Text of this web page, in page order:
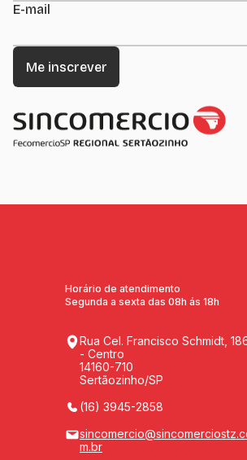
E-mail
Horário de atendimento
Segunda a sexta das 08h ás 18h
Rua Cel. Francisco Schmidt,
- Centro
14160-710
Sertãozinho/SP
(16) 3945-2858
m.br